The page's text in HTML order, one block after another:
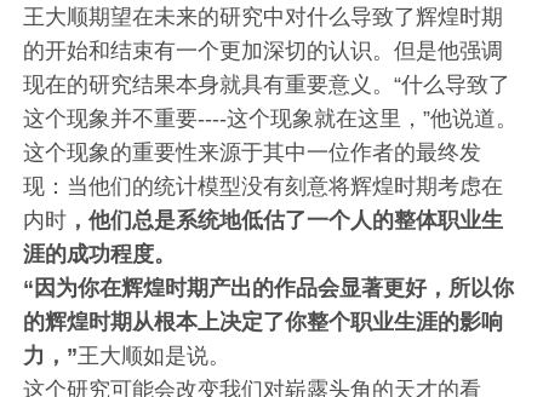
王大顺期望在未来的研究中对什么导致了辉煌时期
的开始和结束有一个更加深切的认识。但是他强调
现在的研究结果本身就具有重要意义。“什么导致了
这个现象并不重要----这个现象就在这里，”他说道。
这个现象的重要性来源于其中一位作者的最终发
现：当他们的统计模型没有刻意将辉煌时期考虑在
内时 ，他们总是系统地低估了一个人的整体职业生
涯的成功程度。
“因为你在辉煌时期产出的作品会显著更好，所以你
的辉煌时期从根本上决定了你整个职业生涯的影响
力，”王大顺如是说。
这个研究可能会改变我们对崭露头角的天才的看